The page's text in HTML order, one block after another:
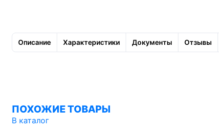
Описание Характеристики Документы Отзывы
ПОХОЖИЕ ТОВАРЫ
В каталог